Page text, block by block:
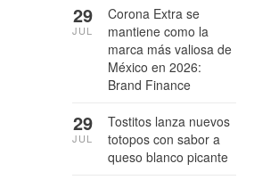
Corona Extra se
mantiene como la
marca más valiosa de
México en 2026:
Brand Finance
29
JUL
Tostitos lanza nuevos
totopos con sabor a
queso blanco picante
29
JUL